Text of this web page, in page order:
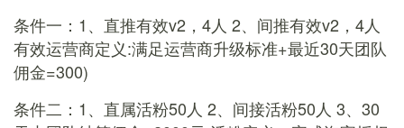
条件一：1、直推有效v2，4人 2、间推有效v2，4人
有效运营商定义:满足运营商升级标准+最近30天团队
佣金=300)
条件二：1、直属活粉50人 2、间接活粉50人 3、30